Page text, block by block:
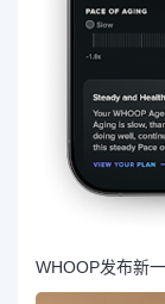
WHOOP发布新